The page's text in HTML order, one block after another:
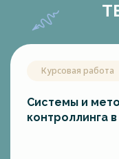
Курсовая работа
Системы и
контроллинга